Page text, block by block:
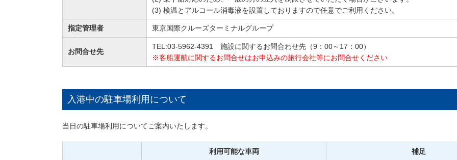
(3) 検温とアルコール消毒液を設置しておりますので任意でご利用ください。
指定管理者 東京国際クルーズターミナルグループ
お問合せ先
TEL:03-5962-4391 施設に関するお問合わせ先（9：00～17：00）
※客船運航に関するお問合せはお申込みの旅行会社等にお問合せください
入港中の駐車場利用について
当日の駐車場利用についてご案内いたします。
利用可能な車両 補足